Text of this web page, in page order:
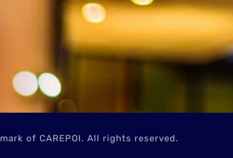
of CAREPOI. All rights reserved.